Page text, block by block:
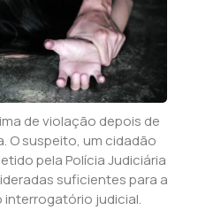
de violação depois de
O suspeito, um cidadão
pela Polícia Judiciária
suficientes para a
interrogatório judicial.